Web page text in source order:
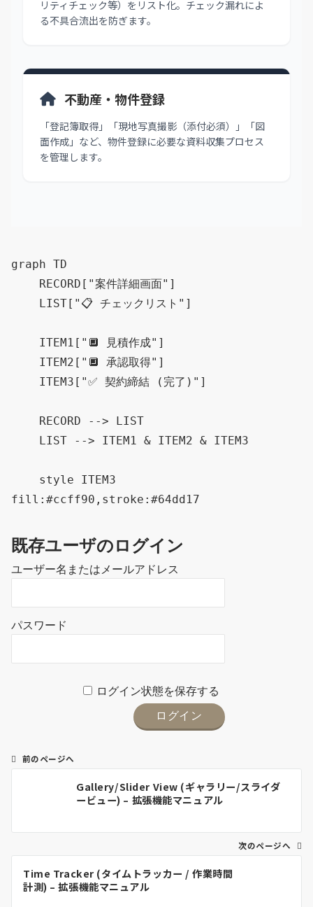
リティチェック等）をリスト化。チェック漏れによ
る不具合流出を防ぎます。
不動産・物件登録
「登記簿取得」「現地写真撮影（添付必須）」「図
面作成」など、物件登録に必要な資料収集プロセス
を管理します。
graph TD
既存ユーザのログイン
ユーザー名またはメールアドレス
パスワード
ログイン状態を保存する
ー
前のページへ
Gallery/Slider View (ギャラリー/スライダ
ービュー) – 拡張機能マニュアル
次のページへ
Time Tracker (タイムトラッカー / 作業時間
計測) – 拡張機能マニュアル